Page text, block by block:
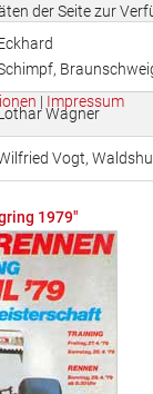
Wagner
Vogt,
1979"
der Seite zur
| Impressum